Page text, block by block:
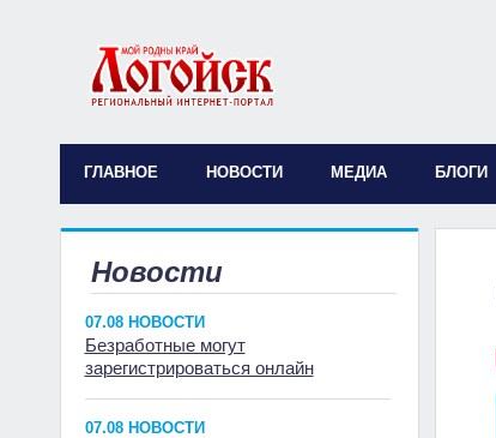
ГЛАВНОЕ НОВОСТИ МЕДИА БЛОГИ
Новости
07.08 НОВОСТИ
Безработные могут
зарегистрироваться онлайн
07.08 НОВОСТИ